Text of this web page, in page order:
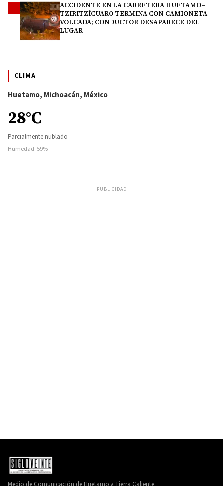
ACCIDENTE EN LA CARRETERA HUETAMO–
TZIRITZÍCUARO TERMINA CON CAMIONETA
VOLCADA; CONDUCTOR DESAPARECE DEL
LUGAR
CLIMA
Huetamo, Michoacán, México
28°C
Parcialmente nublado
Humedad: 59%
PUBLICIDAD
Medio de Comunicación de Huetamo y Tierra Caliente